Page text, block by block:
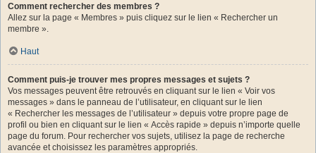
Comment rechercher des membres ?
Allez sur la page « Membres » puis cliquez sur le lien « Rechercher un
membre ».
Haut
Comment puis-je trouver mes propres messages et sujets ?
Vos messages peuvent être retrouvés en cliquant sur le lien « Voir vos
messages » dans le panneau de l’utilisateur, en cliquant sur le lien
« Rechercher les messages de l’utilisateur » depuis votre propre page de
profil ou bien en cliquant sur le lien « Accès rapide » depuis n’importe quelle
page du forum. Pour rechercher vos sujets, utilisez la page de recherche
avancée et choisissez les paramètres appropriés.